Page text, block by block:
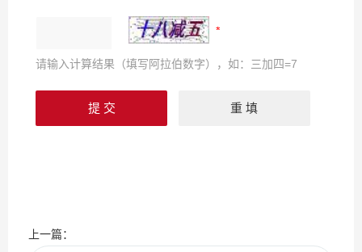
请输入计算结果（填写阿拉伯数字），如：三加四=7
上一篇：